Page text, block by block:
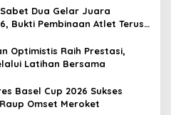
Dua Gelar Juara
Bukti Pembinaan Atlet Terus
Optimistis Raih Prestasi,
Latihan Bersama
Basel Cup 2026 Sukses
Omset Meroket